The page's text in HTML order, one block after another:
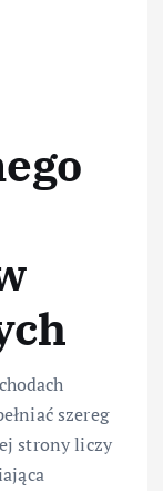
szereg
strony liczy